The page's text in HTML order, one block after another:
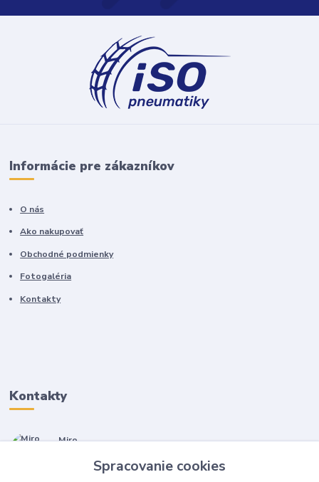
Informácie pre zákazníkov
O nás
Ako nakupovať
Obchodné podmienky
Fotogaléria
Kontakty
Kontakty
Miro
(Po-Pia, 7-17 hod.)
Spracovanie cookies